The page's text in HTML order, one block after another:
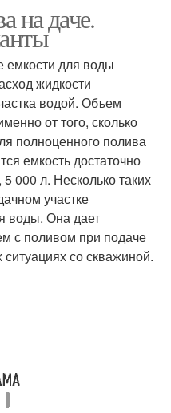
на даче.
емкости для воды
жидкости
водой. Объем
от того, сколько
полноценного полива
емкость достаточно
000 л. Несколько таких
участке
воды. Она дает
с поливом при подаче
со скважиной.